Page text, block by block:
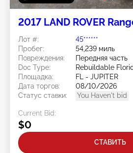
2017 LAND ROVER
Лот #:
45******
Пробег:
54,239 миль
Повреждения:
Передняя часть
Doc Type:
Rebuildable
Площадка:
FL - JUPITER
Дата торгов:
08/10/2026
Статус ставки:
You Haven't bid
Current Bid:
$0
СТАВИТЬ